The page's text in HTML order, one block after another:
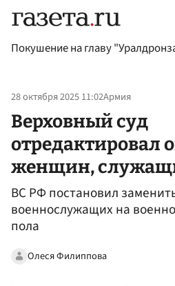
Покушение на главу
28 октября 2025 11:02Армия
Верховный суд
отредактировал
женщин,
ВС РФ постановил
военнослужащих на
пола
Олеся Филиппова